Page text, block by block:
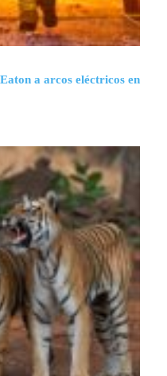
a arcos eléctricos en